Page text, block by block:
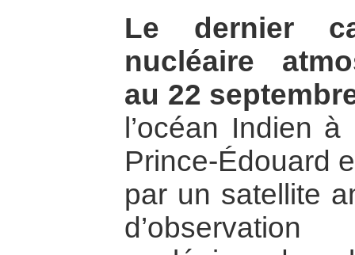
Le dernier
nucléaire
au 22
l’océan Indien
Prince-Édouard
par un satellite